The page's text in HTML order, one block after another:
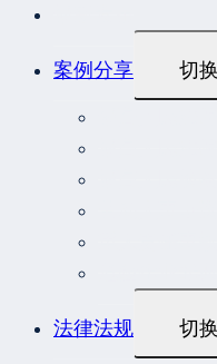
案例分享 切
法律法规 切